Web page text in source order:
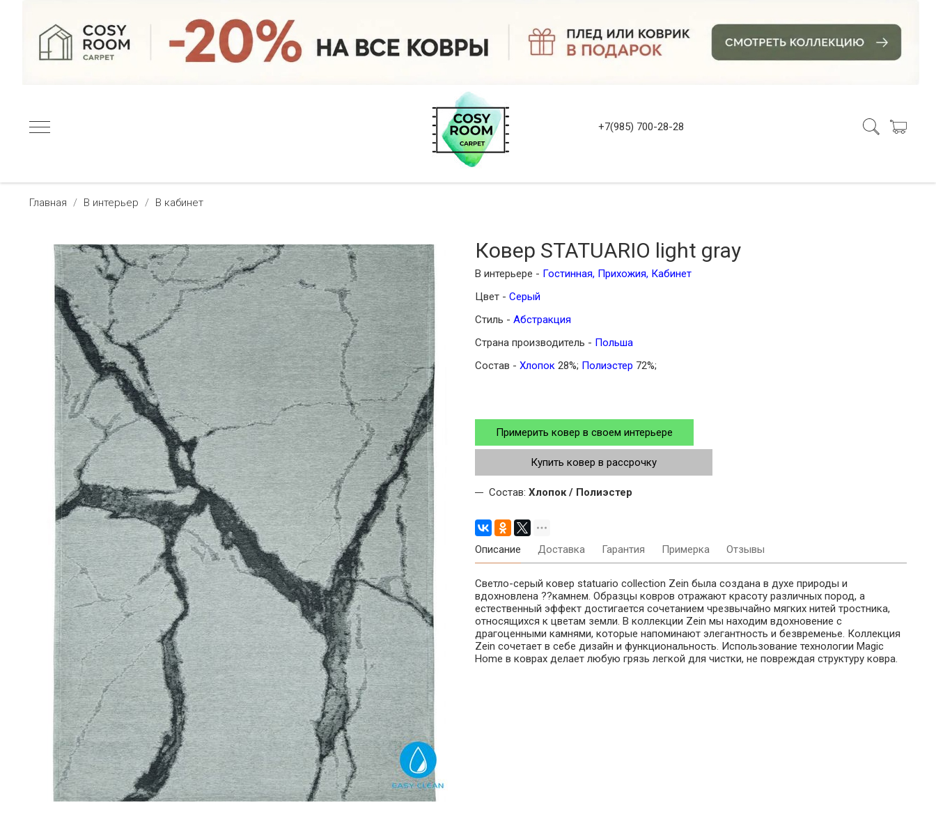
+7(985) 700-28-28
Главная В интерьер В кабинет
Ковер STATUARIO light gray
В интерьере - Гостинная, Прихожия, Кабинет
Цвет - Серый
Стиль - Абстракция
Страна производитель - Польша
Состав - Хлопок 28%; Полиэстер 72%;
Примерить ковер в своем интерьере
Купить ковер в рассрочку
Состав: Хлопок / Полиэстер
Описание Доставка Гарантия Примерка Отзывы
Светло-серый ковер statuario collection Zein была создана в духе природы и
вдохновлена ??камнем. Образцы ковров отражают красоту различных пород, а
естественный эффект достигается сочетанием чрезвычайно мягких нитей тростника,
относящихся к цветам земли. В коллекции Zein мы находим вдохновение с
драгоценными камнями, которые напоминают элегантность и безвременье. Коллекция
Zein сочетает в себе дизайн и функциональность. Использование технологии Magic
Home в коврах делает любую грязь легкой для чистки, не повреждая структуру ковра.